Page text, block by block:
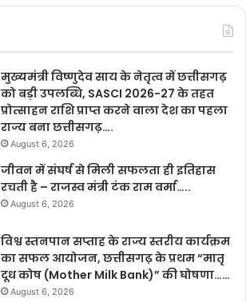
मुख्यमंत्री विष्णुदेव साय के नेतृत्व में छत्तीसगढ़
को बड़ी उपलब्धि, SASCI 2026-27 के तहत
प्रोत्साहन राशि प्राप्त करने वाला देश का पहला
राज्य बना छत्तीसगढ़….
August 6, 2026
जीवन में संघर्ष से मिली सफलता ही इतिहास
रचती है – राजस्व मंत्री टंक राम वर्मा…..
August 6, 2026
विश्व स्तनपान सप्ताह के राज्य स्तरीय कार्यक्रम
का सफल आयोजन, छत्तीसगढ़ के प्रथम “मातृ
दूध कोष (Mother Milk Bank)” की घोषणा……
August 6, 2026